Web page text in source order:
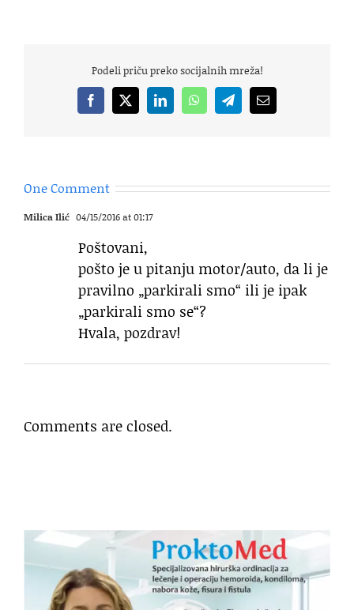
Podeli priču preko socijalnih mreža!
Facebook
X LinkedInWhatsAppTelegramEmail
One Comment
Milica Ilić 04/15/2016 at 01:17
Poštovani,
pošto je u pitanju motor/auto, da li je
pravilno „parkirali smo“ ili je ipak
„parkirali smo se“?
Hvala, pozdrav!
Comments are closed.